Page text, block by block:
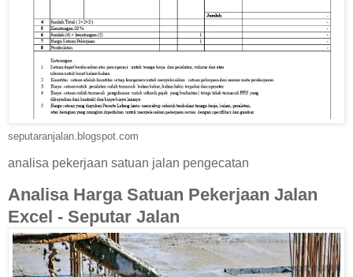
seputaranjalan.blogspot.com
analisa pekerjaan satuan jalan pengecatan
Analisa Harga Satuan Pekerjaan Jalan
Excel - Seputar Jalan